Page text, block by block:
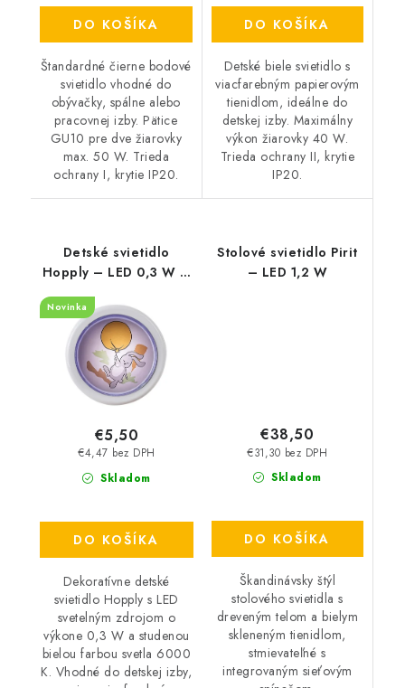
DO KOŠÍKA
Štandardné čierne bodové
svietidlo vhodné do
obývačky, spálne alebo
pracovnej izby. Pätice
GU10 pre dve žiarovky
max. 50 W. Trieda
ochrany I, krytie IP20.
DO KOŠÍKA
Detské biele svietidlo s
viacfarebným papierovým
tienidlom, ideálne do
detskej izby. Maximálny
výkon žiarovky 40 W.
Trieda ochrany II, krytie
IP20.
Detské svietidlo
Hopply – LED 0,3 W –
Novinka
Skladom
€4,47 bez DPH
€5,50
DO KOŠÍKA
Dekoratívne detské
svietidlo Hopply s LED
svetelným zdrojom o
výkone 0,3 W a studenou
bielou farbou svetla 6000
K. Vhodné do detskej izby,
Stolové svietidlo Pirit
– LED 1,2 W
Skladom
€31,30 bez DPH
€38,50
DO KOŠÍKA
Škandinávsky štýl
stolového svietidla s
dreveným telom a bielym
skleneným tienidlom,
stmievateľné s
integrovaným sieťovým